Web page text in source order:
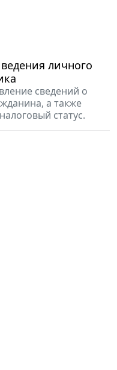
личного
сведений о
а также
статус.